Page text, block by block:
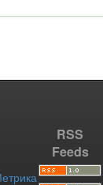
RSS
Feeds